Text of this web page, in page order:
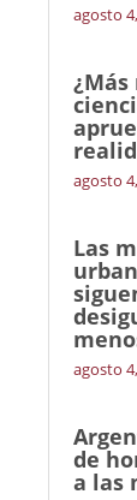
agosto
agosto
Las
agosto
de
a las